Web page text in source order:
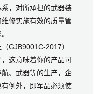
，对所承担的武器装
修实施有效的质量管
GJB9001C-2017）
这意味着你的产品可
、武器等的生产，企
例外，即军品必须使